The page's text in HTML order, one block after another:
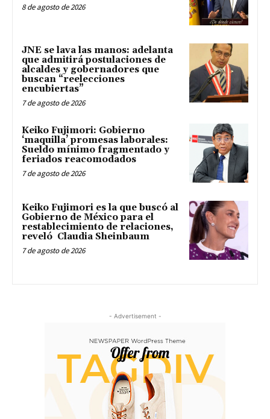
8 de agosto de 2026
JNE se lava las manos: adelanta
que admitirá postulaciones de
alcaldes y gobernadores que
buscan “reelecciones
encubiertas”
7 de agosto de 2026
Keiko Fujimori: Gobierno
‘maquilla’ promesas laborales:
Sueldo mínimo fragmentado y
feriados reacomodados
7 de agosto de 2026
Keiko Fujimori es la que buscó al
Gobierno de México para el
restablecimiento de relaciones,
reveló Claudia Sheinbaum
7 de agosto de 2026
- Advertisement -